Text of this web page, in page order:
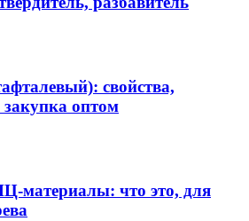
свойства,
оптом
материалы: что это, для